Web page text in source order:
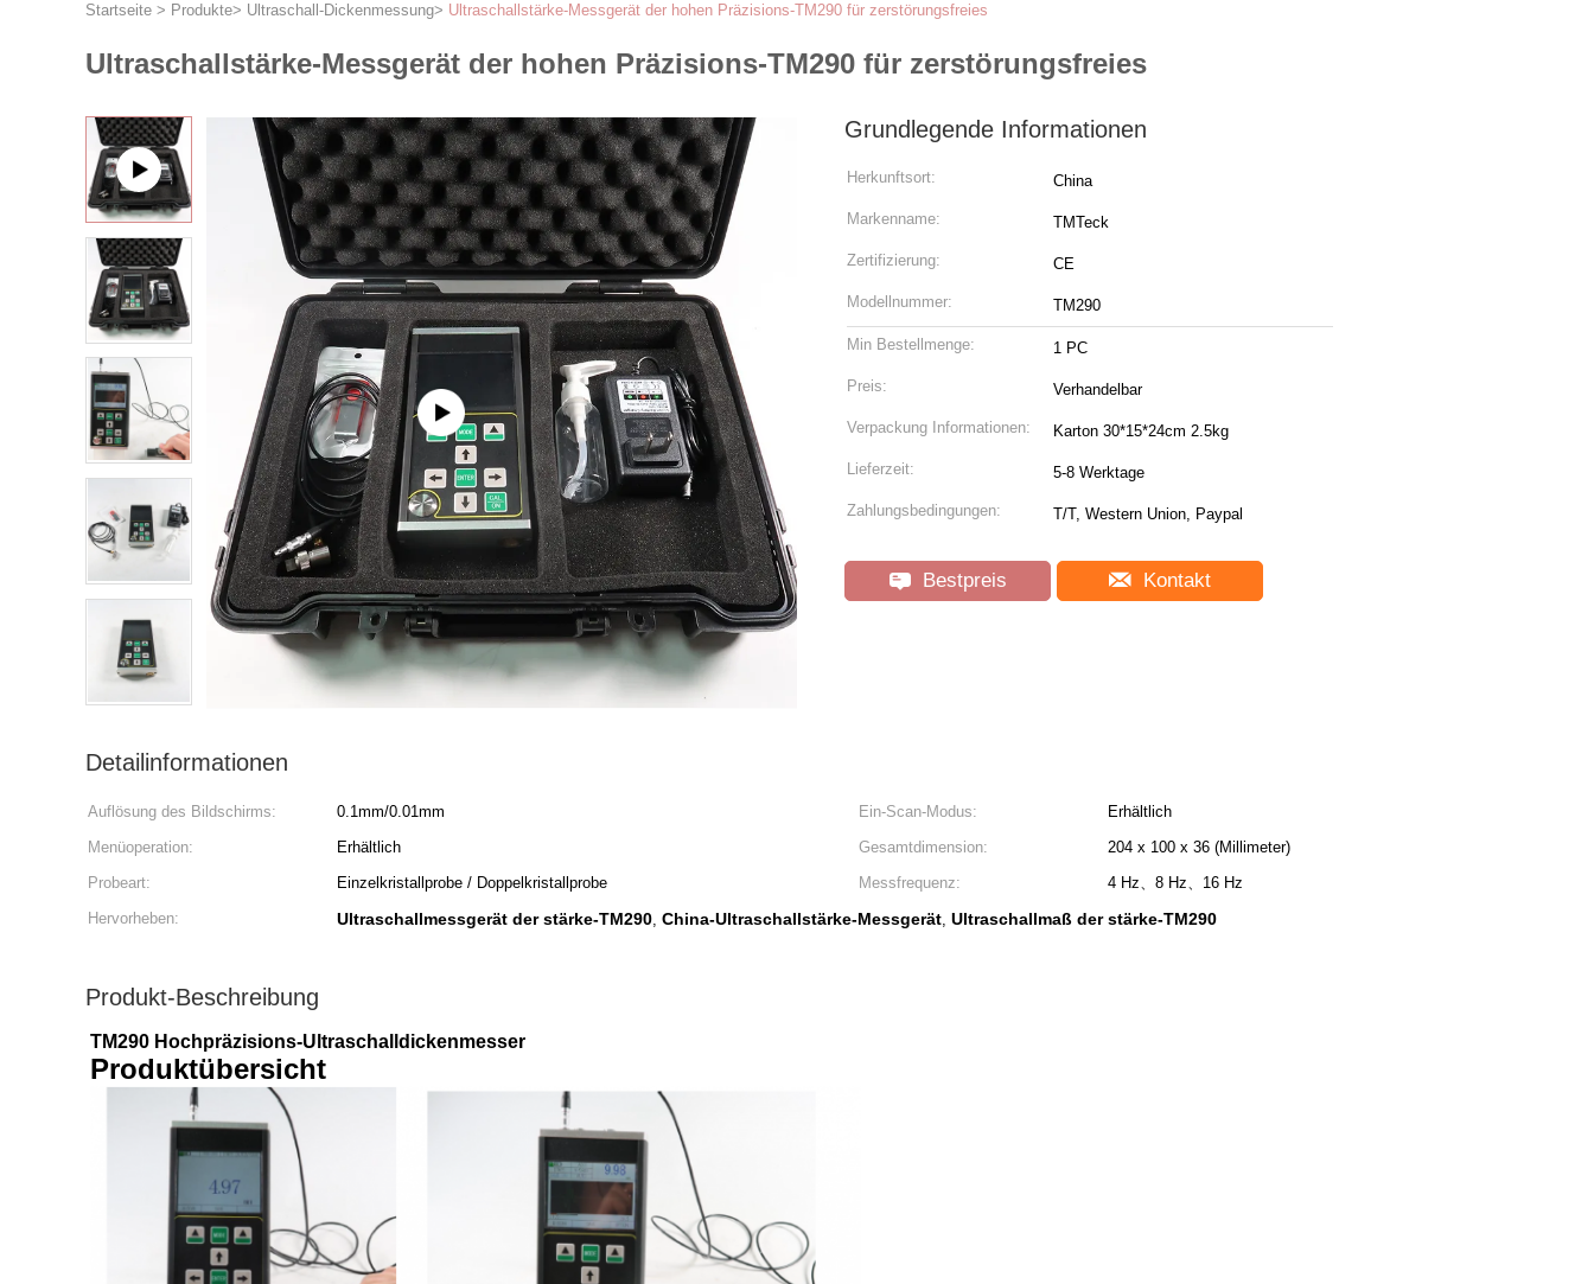
Startseite > Produkte> Ultraschall-Dickenmessung> Ultraschallstärke-Messgerät der hohen Präzisions-TM290 für zerstörungsfreies
Ultraschallstärke-Messgerät der hohen Präzisions-TM290 für zerstörungsfreies
Grundlegende Informationen
Herkunftsort: China
Markenname: TMTeck
Zertifizierung: CE
Modellnummer: TM290
Min Bestellmenge: 1 PC
Preis: Verhandelbar
Verpackung Informationen: Karton 30*15*24cm 2.5kg
Lieferzeit: 5-8 Werktage
Zahlungsbedingungen: T/T, Western Union, Paypal
Bestpreis Kontakt
Detailinformationen
Auflösung des Bildschirms: 0.1mm/0.01mm Ein-Scan-Modus:
Erhältlich
Menüoperation:
Erhältlich Gesamtdimension:
204 x 100 x 36 (Millimeter)
Probeart:
Einzelkristallprobe / Doppelkristallprobe Messfrequenz:
4 Hz、8 Hz、16 Hz
Hervorheben:
Ultraschallmessgerät der stärke-TM290, China-Ultraschallstärke-Messgerät, Ultraschallmaß der stärke-TM290
Produkt-Beschreibung
TM290 Hochpräzisions-Ultraschalldickenmesser
Produktübersicht